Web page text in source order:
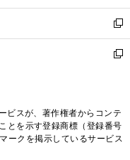
開
く
ウ
で
開
く
ン
ド
ウ
で
ウ
ィ
ン
ド
く
新
し
い
ド
ウ
で
新
ィ
ン
ド
ビスが、著作権者からコンテ
とを示す登録商標（登録番号
ークを掲示しているサービス